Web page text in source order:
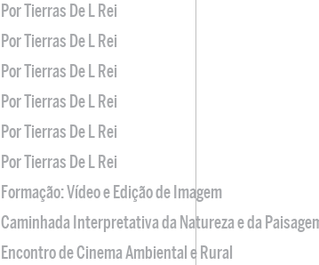
Por Tierras De L Rei
Por Tierras De L Rei
Por Tierras De L Rei
Por Tierras De L Rei
Por Tierras De L Rei
Por Tierras De L Rei
Formação: Vídeo e Edição de Imagem
Caminhada Interpretativa da Natureza e da
Encontro de Cinema Ambiental e Rural